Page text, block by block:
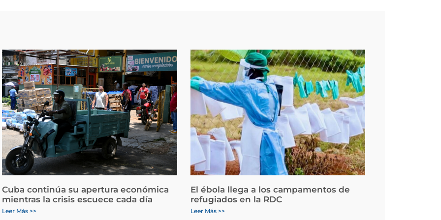
Cuba continúa su apertura económica
mientras la crisis escuece cada día
Leer Más >>
El ébola llega a los campamentos de
refugiados en la RDC
Leer Más >>